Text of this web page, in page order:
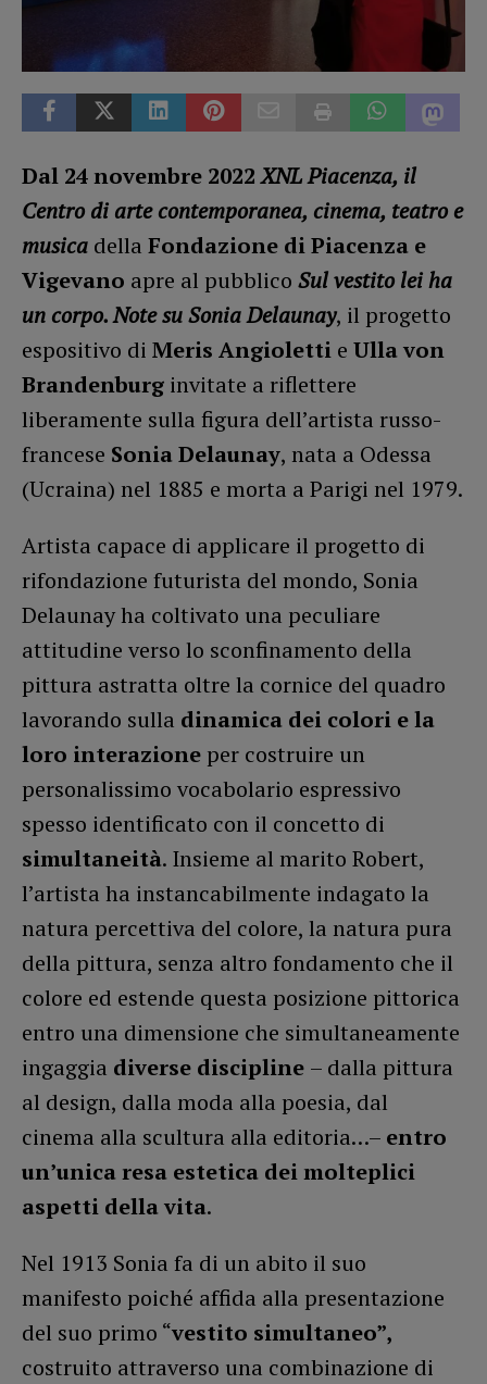
Dal 24 novembre 2022 XNL Piacenza, il
Centro di arte contemporanea, cinema, teatro e
musica della Fondazione di Piacenza e
Vigevano apre al pubblico Sul vestito lei ha
un corpo. Note su Sonia Delaunay, il progetto
espositivo di Meris Angioletti e Ulla von
Brandenburg invitate a riflettere
liberamente sulla figura dell’artista russo-
francese Sonia Delaunay, nata a Odessa
(Ucraina) nel 1885 e morta a Parigi nel 1979.
Artista capace di applicare il progetto di
rifondazione futurista del mondo, Sonia
Delaunay ha coltivato una peculiare
attitudine verso lo sconfinamento della
pittura astratta oltre la cornice del quadro
lavorando sulla dinamica dei colori e la
loro interazione per costruire un
personalissimo vocabolario espressivo
spesso identificato con il concetto di
simultaneità. Insieme al marito Robert,
l’artista ha instancabilmente indagato la
natura percettiva del colore, la natura pura
della pittura, senza altro fondamento che il
colore ed estende questa posizione pittorica
entro una dimensione che simultaneamente
ingaggia diverse discipline – dalla pittura
al design, dalla moda alla poesia, dal
cinema alla scultura alla editoria…– entro
un’unica resa estetica dei molteplici
aspetti della vita.
Nel 1913 Sonia fa di un abito il suo
manifesto poiché affida alla presentazione
del suo primo “vestito simultaneo”,
costruito attraverso una combinazione di